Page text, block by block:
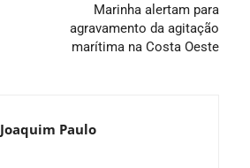
Marinha alertam para
agravamento da agitação
marítima na Costa Oeste
Joaquim Paulo